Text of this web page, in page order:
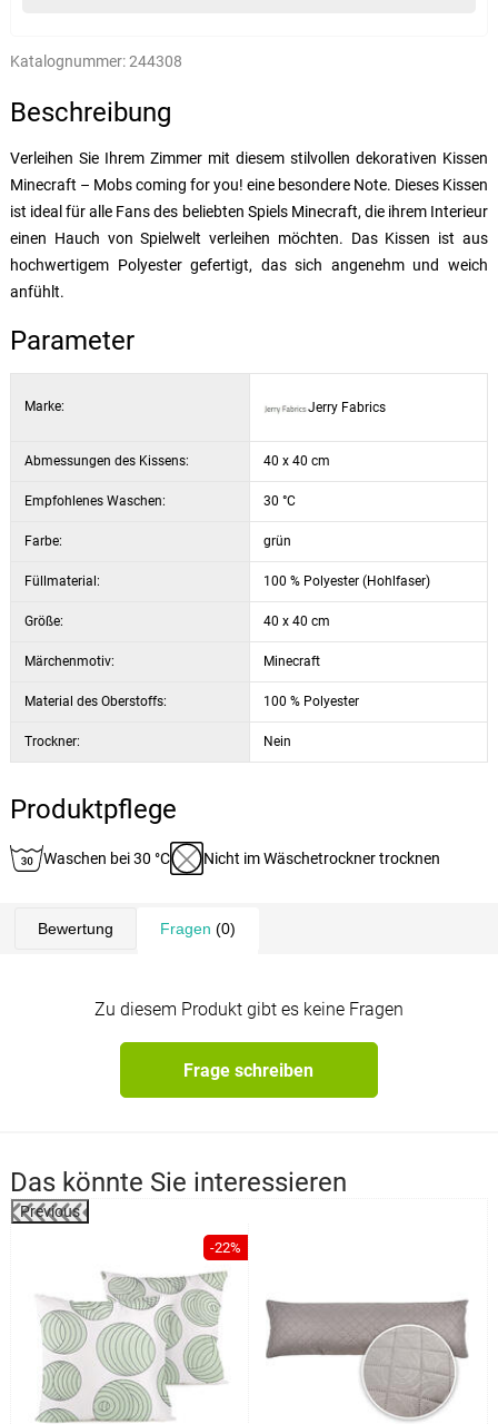
Katalognummer:244308
Beschreibung
Verleihen Sie Ihrem Zimmer mit diesem stilvollen dekorativen Kissen
Minecraft – Mobs coming for you! eine besondere Note. Dieses Kissen
ist ideal für alle Fans des beliebten Spiels Minecraft, die ihrem Interieur
einen Hauch von Spielwelt verleihen möchten. Das Kissen ist aus
hochwertigem Polyester gefertigt, das sich angenehm und weich
anfühlt.
Parameter
Marke: Jerry Fabrics
Abmessungen des Kissens: 40 x 40 cm
Empfohlenes Waschen: 30 °C
Farbe: grün
Füllmaterial: 100 % Polyester (Hohlfaser)
Größe: 40 x 40 cm
Märchenmotiv: Minecraft
Material des Oberstoffs: 100 % Polyester
Trockner: Nein
Produktpflege
Waschen bei 30 °C Nicht im Wäschetrockner trocknen
Bewertung Fragen (0)
Zu diesem Produkt gibt es keine Fragen
Frage schreiben
Das könnte Sie interessieren
Previous
-22%